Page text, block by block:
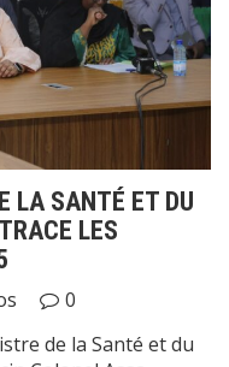
LA SANTÉ ET DU
LES
0
de la Santé et du